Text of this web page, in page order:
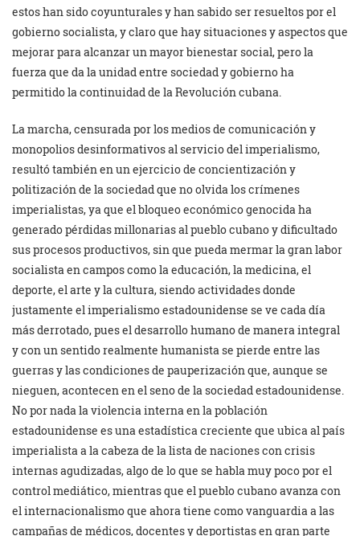
estos han sido coyunturales y han sabido ser resueltos por el
gobierno socialista, y claro que hay situaciones y aspectos que
mejorar para alcanzar un mayor bienestar social, pero la
fuerza que da la unidad entre sociedad y gobierno ha
permitido la continuidad de la Revolución cubana.
La marcha, censurada por los medios de comunicación y
monopolios desinformativos al servicio del imperialismo,
resultó también en un ejercicio de concientización y
politización de la sociedad que no olvida los crímenes
imperialistas, ya que el bloqueo económico genocida ha
generado pérdidas millonarias al pueblo cubano y dificultado
sus procesos productivos, sin que pueda mermar la gran labor
socialista en campos como la educación, la medicina, el
deporte, el arte y la cultura, siendo actividades donde
justamente el imperialismo estadounidense se ve cada día
más derrotado, pues el desarrollo humano de manera integral
y con un sentido realmente humanista se pierde entre las
guerras y las condiciones de pauperización que, aunque se
nieguen, acontecen en el seno de la sociedad estadounidense.
No por nada la violencia interna en la población
estadounidense es una estadística creciente que ubica al país
imperialista a la cabeza de la lista de naciones con crisis
internas agudizadas, algo de lo que se habla muy poco por el
control mediático, mientras que el pueblo cubano avanza con
el internacionalismo que ahora tiene como vanguardia a las
campañas de médicos, docentes y deportistas en gran parte